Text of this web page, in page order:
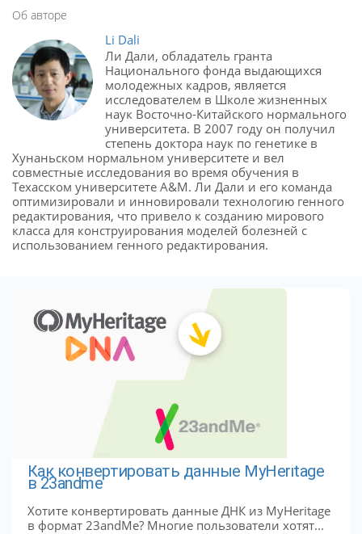
Об авторе
Li Dali
Ли Дали, обладатель гранта
Национального фонда выдающихся
молодежных кадров, является
исследователем в Школе жизненных
наук Восточно-Китайского нормального
университета. В 2007 году он получил
степень доктора наук по генетике в
Хунаньском нормальном университете и вел
совместные исследования во время обучения в
Техасском университете A&M. Ли Дали и его команда
оптимизировали и инновировали технологию генного
редактирования, что привело к созданию мирового
класса для конструирования моделей болезней с
использованием генного редактирования.
Как конвертировать данные MyHeritage
в 23andme
Хотите конвертировать данные ДНК из MyHeritage
в формат 23andMe? Многие пользователи хотят...